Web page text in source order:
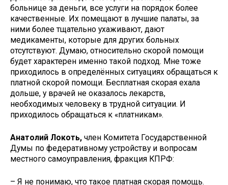
больнице за деньги, все услуги на порядок более
качественные. Их помещают в лучшие палаты, за
ними более тщательно ухаживают, дают
медикаменты, которые для других больных
отсутствуют. Думаю, относительно скорой помощи
будет характерен именно такой подход. Мне тоже
приходилось в определённых ситуациях обращаться к
платной скорой помощи. Бесплатная скорая ехала
дольше, у врачей не оказалось лекарств,
необходимых человеку в трудной ситуации. И
приходилось обращаться к «платникам».
Анатолий Локоть, член Комитета Государственной
Думы по федеративному устройству и вопросам
местного самоуправления, фракция КПРФ:
– Я не понимаю, что такое платная скорая помощь.